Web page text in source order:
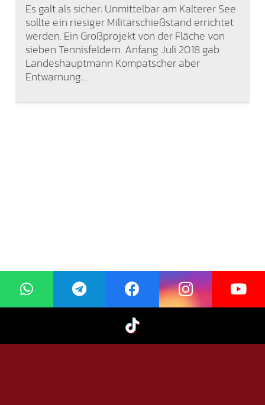
Es galt als sicher: Unmittelbar am Kalterer See
sollte ein riesiger Militärschießstand errichtet
werden. Ein Großprojekt von der Fläche von
sieben Tennisfeldern. Anfang Juli 2018 gab
Landeshauptmann Kompatscher aber
Entwarnung:…